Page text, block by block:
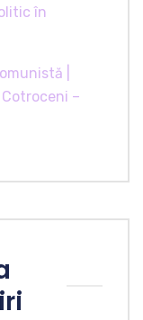
în
|
–